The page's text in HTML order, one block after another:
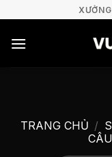
nội
TRANG CHỦ /